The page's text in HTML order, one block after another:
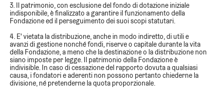
3. Il patrimonio, con esclusione del fondo di dotazione iniziale
indisponibile, è finalizzato a garantire il funzionamento della
Fondazione ed il perseguimento dei suoi scopi statutari.
4. E' vietata la distribuzione, anche in modo indiretto, di utili e
avanzi di gestione nonché fondi, riserve o capitale durante la vita
della Fondazione, a meno che la destinazione o la distribuzione non
siano imposte per legge. Il patrimonio della Fondazione è
indivisible. In caso di cessazione del rapporto dovuta a qualsiasi
causa, i fondatori e aderenti non possono pertanto chiederne la
divisione, né pretenderne la quota proporzionale.